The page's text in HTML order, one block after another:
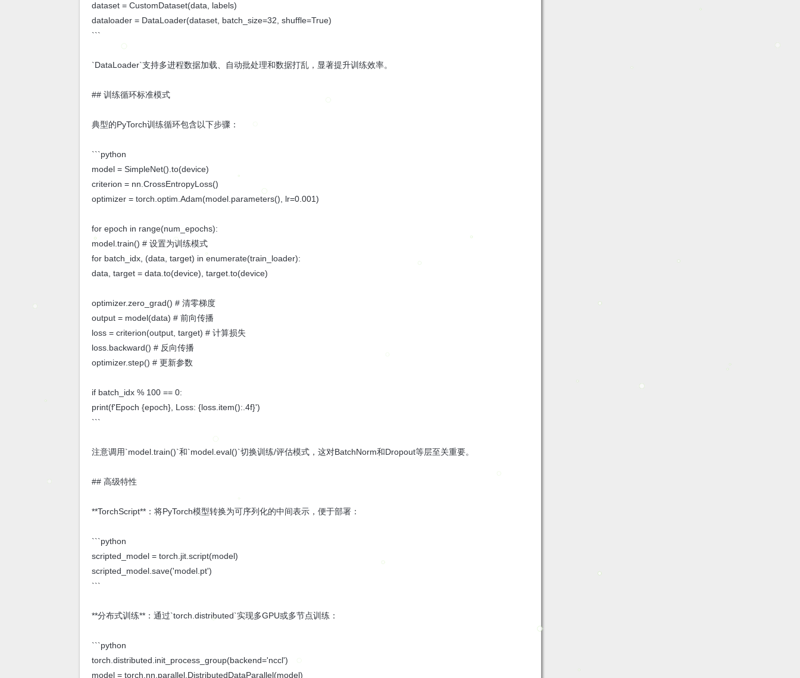
dataset = CustomDataset(data, labels)
dataloader = DataLoader(dataset, batch_size=32, shuffle=True)
```
`DataLoader`支持多进程数据加载、自动批处理和数据打乱，显著提升训练效率。
## 训练循环标准模式
典型的PyTorch训练循环包含以下步骤：
```python
model = SimpleNet().to(device)
criterion = nn.CrossEntropyLoss()
optimizer = torch.optim.Adam(model.parameters(), lr=0.001)
for epoch in range(num_epochs):
model.train() # 设置为训练模式
for batch_idx, (data, target) in enumerate(train_loader):
data, target = data.to(device), target.to(device)
optimizer.zero_grad() # 清零梯度
output = model(data) # 前向传播
loss = criterion(output, target) # 计算损失
loss.backward() # 反向传播
optimizer.step() # 更新参数
if batch_idx % 100 == 0:
print(f'Epoch {epoch}, Loss: {loss.item():.4f}')
```
注意调用`model.train()`和`model.eval()`切换训练/评估模式，这对BatchNorm和Dropout等层至关重要。
## 高级特性
**TorchScript**：将PyTorch模型转换为可序列化的中间表示，便于部署：
```python
scripted_model = torch.jit.script(model)
scripted_model.save('model.pt')
```
**分布式训练**：通过`torch.distributed`实现多GPU或多节点训练：
```python
torch.distributed.init_process_group(backend='nccl')
model = torch.nn.parallel.DistributedDataParallel(model)